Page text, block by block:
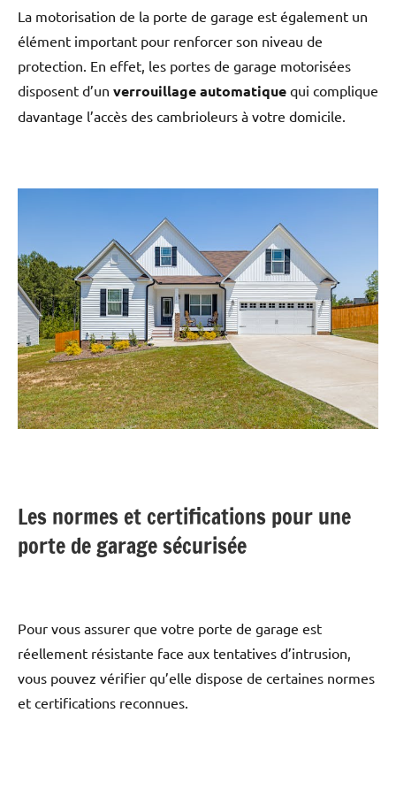
La motorisation de la porte de garage est également un
élément important pour renforcer son niveau de
protection. En effet, les portes de garage motorisées
disposent d’un verrouillage automatique qui complique
davantage l’accès des cambrioleurs à votre domicile.
Les normes et certifications pour une
porte de garage sécurisée
Pour vous assurer que votre porte de garage est
réellement résistante face aux tentatives d’intrusion,
vous pouvez vérifier qu’elle dispose de certaines normes
et certifications reconnues.